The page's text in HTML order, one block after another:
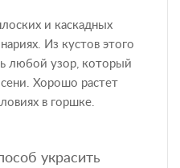
и каскадных
Из кустов этого
любой узор, который
Хорошо растет
в горшке.
украсить